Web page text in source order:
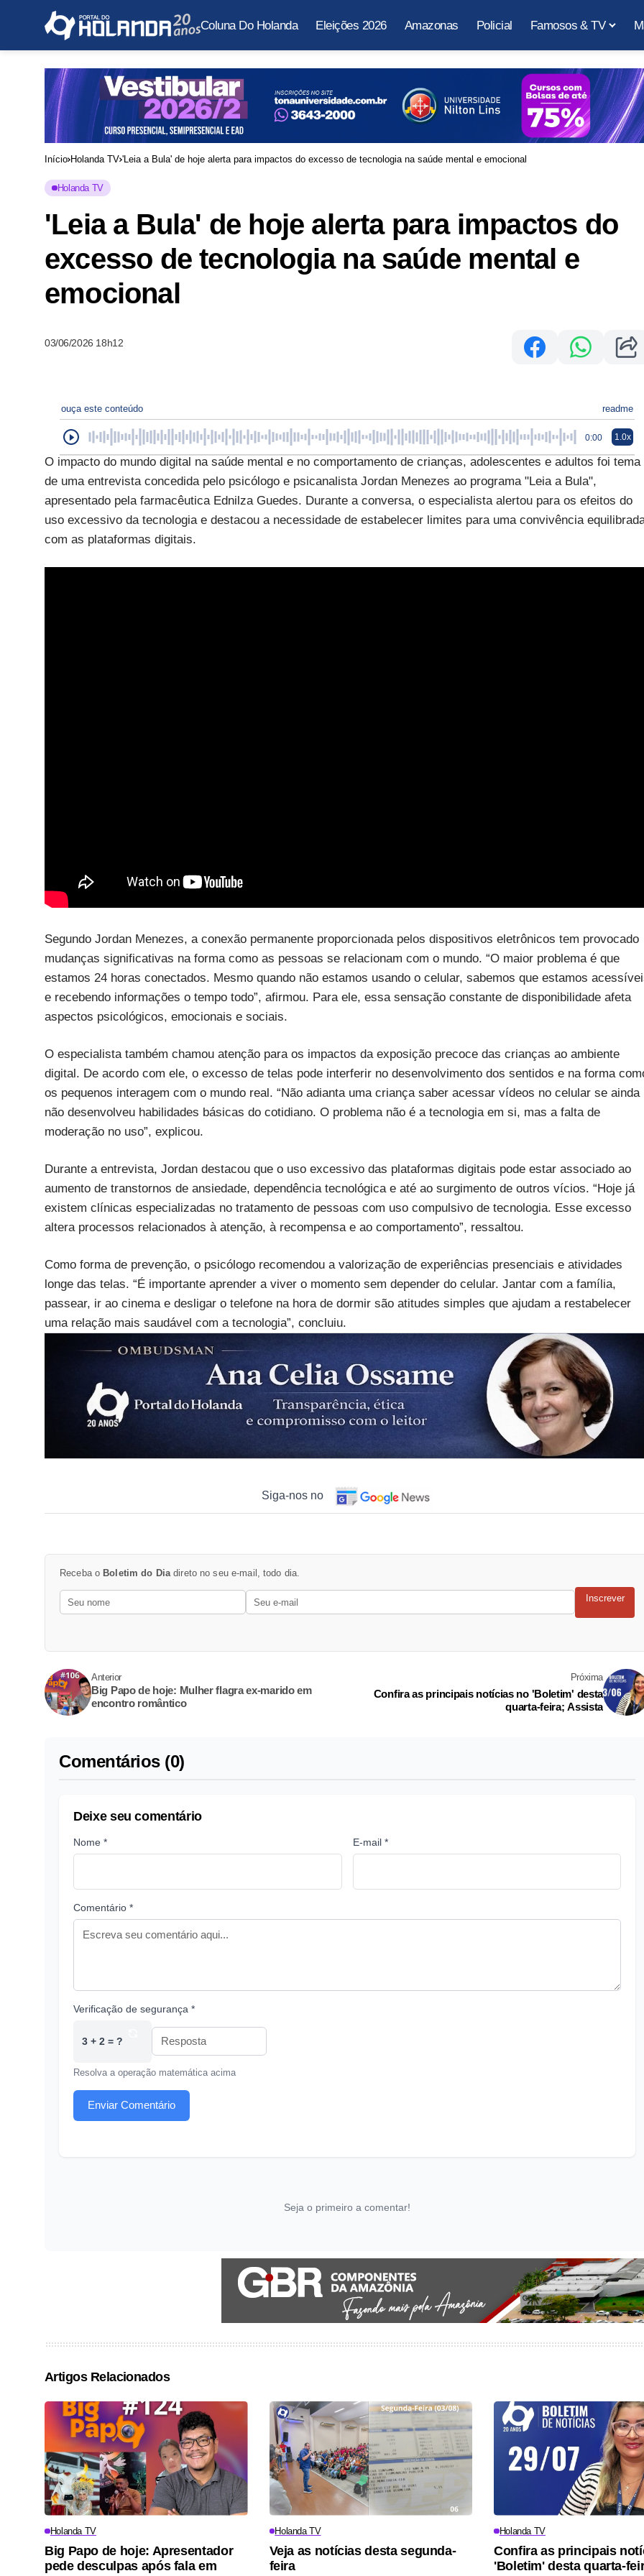
Coluna Do Holanda Eleições 2026 Amazonas Policial Famosos & TV
Início Holanda TV 'Leia a Bula' de hoje alerta para impactos do excesso de tecnologia na saúde mental e emocional
Holanda TV
'Leia a Bula' de hoje alerta para impactos do
excesso de tecnologia na saúde mental e
emocional
03/06/2026 18h12
ouça este conteúdo readme
0:00 1.0x
O impacto do mundo digital na saúde mental e no comportamento de crianças, adolescentes e adultos foi tema
de uma entrevista concedida pelo psicólogo e psicanalista Jordan Menezes ao programa "Leia a Bula",
apresentado pela farmacêutica Ednilza Guedes. Durante a conversa, o especialista alertou para os efeitos do
uso excessivo da tecnologia e destacou a necessidade de estabelecer limites para uma convivência
com as plataformas digitais.
Segundo Jordan Menezes, a conexão permanente proporcionada pelos dispositivos eletrônicos tem provocado
mudanças significativas na forma como as pessoas se relacionam com o mundo. “O maior problema é que
estamos 24 horas conectados. Mesmo quando não estamos usando o celular, sabemos que estamos
e recebendo informações o tempo todo”, afirmou. Para ele, essa sensação constante de disponibilidade afeta
aspectos psicológicos, emocionais e sociais.
O especialista também chamou atenção para os impactos da exposição precoce das crianças ao ambiente
digital. De acordo com ele, o excesso de telas pode interferir no desenvolvimento dos sentidos e na forma
os pequenos interagem com o mundo real. “Não adianta uma criança saber acessar vídeos no celular se ainda
não desenvolveu habilidades básicas do cotidiano. O problema não é a tecnologia em si, mas a falta de
moderação no uso”, explicou.
Durante a entrevista, Jordan destacou que o uso excessivo das plataformas digitais pode estar associado ao
aumento de transtornos de ansiedade, dependência tecnológica e até ao surgimento de outros vícios. “Hoje já
existem clínicas especializadas no tratamento de pessoas com uso compulsivo de tecnologia. Esse excesso
altera processos relacionados à atenção, à recompensa e ao comportamento”, ressaltou.
Como forma de prevenção, o psicólogo recomendou a valorização de experiências presenciais e atividades
longe das telas. “É importante aprender a viver o momento sem depender do celular. Jantar com a família,
passear, ir ao cinema e desligar o telefone na hora de dormir são atitudes simples que ajudam a restabelecer
uma relação mais saudável com a tecnologia”, concluiu.
Siga-nos no
Receba o Boletim do Diadireto no seu e-mail, todo dia.
Inscrever
Anterior
Big Papo de hoje: Mulher flagra ex-marido em
encontro romântico
Próxima
Confira as principais notícias no 'Boletim' desta
quarta-feira; Assista
Comentários (0)
Deixe seu comentário
Nome * E-mail *
Comentário *
Verificação de segurança *
3 + 2 = ?
Resolva a operação matemática acima
Enviar Comentário
Seja o primeiro a comentar!
Artigos Relacionados
Holanda TV
Big Papo de hoje: Apresentador
pede desculpas após fala em
Holanda TV
Veja as notícias desta segunda-
feira
Holanda TV
Confira as principais
'Boletim' desta quarta-